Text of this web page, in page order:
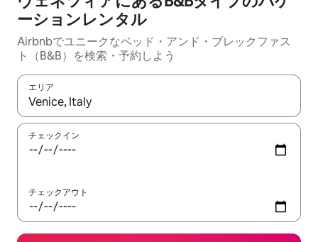
ーションレンタル
Airbnbでユニークなベッド・アンド・ブレックファス
ト（B&B）を検索・予約しよう
エリア
検索結果が表示されたら、上下の矢印キーを使って移動するか
チェックイン
チェックアウト